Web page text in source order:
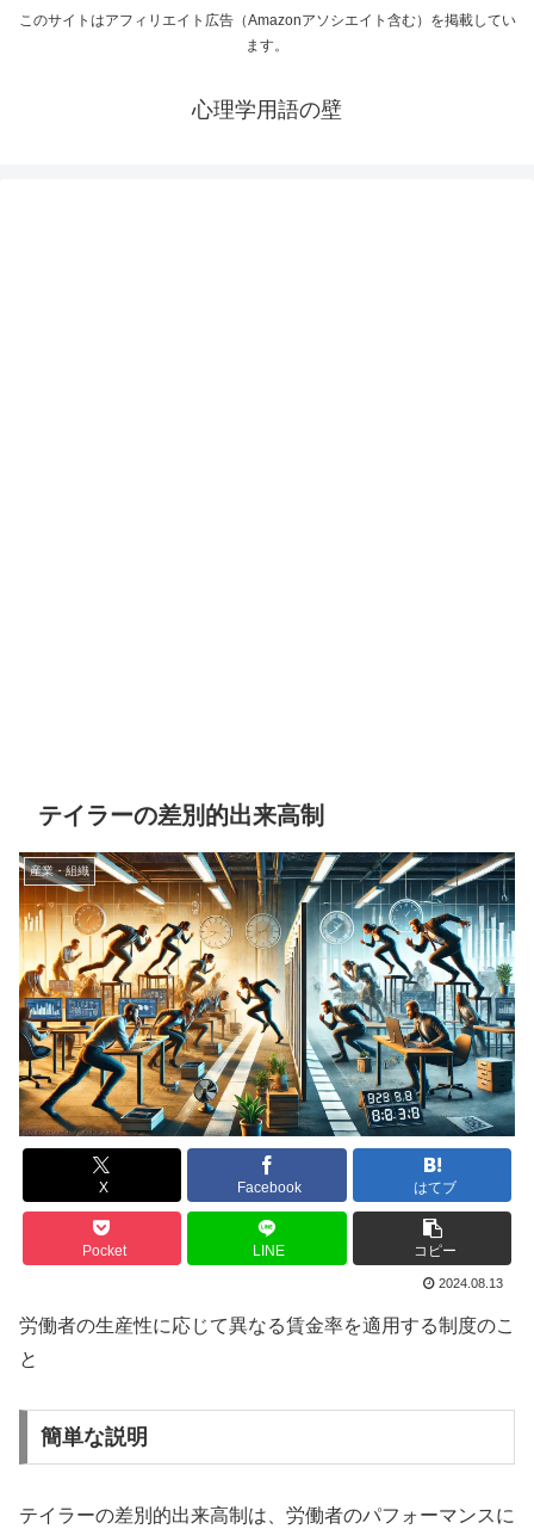
このサイトはアフィリエイト広告（Amazonアソシエイト含む）を掲載してい
ます。
心理学用語の壁
テイラーの差別的出来高制
産業・組織
X Facebook はてブ
Pocket LINE コピー
2024.08.13
労働者の生産性に応じて異なる賃金率を適用する制度のこ
と
簡単な説明
テイラーの差別的出来高制は、労働者のパフォーマンスに